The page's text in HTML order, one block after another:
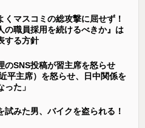
くマスコミの総攻撃に屈せず！
の職員採用を続けるべきか』は
する方針
のSNS投稿が習主席を怒らせ
平主席）を怒らせ、日中関係を
た」
試みた男、バイクを盗られる！